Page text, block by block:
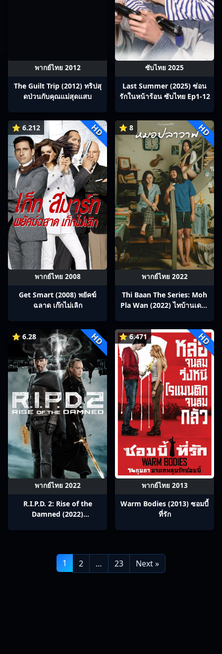
พากย์ไทย 2012
The Guilt Trip (2012) ทริปสุ
ดป่วนกับคุณแม่สุดแสบ
ซับไทย 2025
Last Summer (2025) ซ่อน
รักในหน้าร้อน ซับไทย Ep1-12
⭐ 6.212 HD
พากย์ไทย 2008
Get Smart (2008) พยัคฆ์
ฉลาด เก๊กไม่เลิก
⭐ 8 HD
พากย์ไทย 2022
Thi Baan The Series: Moh
Pla Wan (2022) ไทบ้านเดอะ
⭐ 6.28 HD
พากย์ไทย 2022
R.I.P.D. 2: Rise of the
Damned (2022)
⭐ 6.471 HD
พากย์ไทย 2013
Warm Bodies (2013) ซอมบี้
ที่รัก
1 2 … 23 Next »